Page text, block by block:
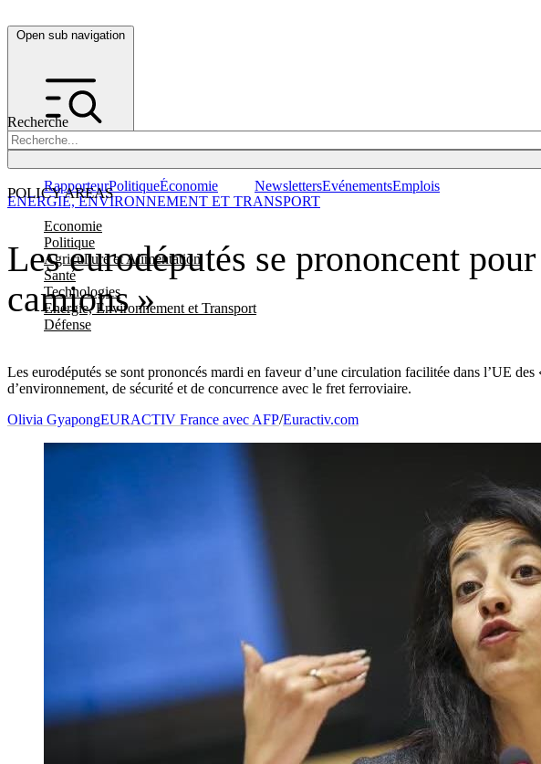
Open sub navigation
Recherche
POLICY AREAS
Economie
Politique
Agriculture et Alimentation
Santé
Technologies
Energie, Environnement et Transport
Défense
RapporteurPolitiqueÉconomie NewslettersEvénementsEmplois
Les eurodéputés se prononcent
camions »
Les eurodéputés se sont prononcés mardi en faveur d’une circulation facilitée dans l’UE
d’environnement, de sécurité et de concurrence avec le fret ferroviaire.
ENERGIE, ENVIRONNEMENT ET TRANSPORT
Olivia GyapongEURACTIV France avec AFP/Euractiv.com